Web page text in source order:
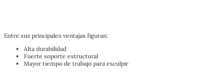
Entre sus principales ventajas figuran:
Alta durabilidad
Fuerte soporte estructural
Mayor tiempo de trabajo para esculpir